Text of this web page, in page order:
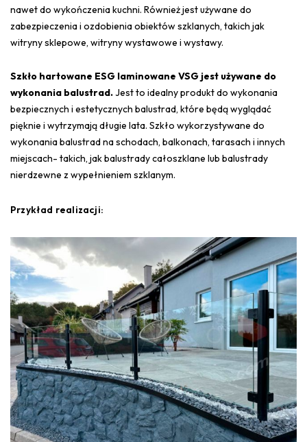
nawet do wykończenia kuchni. Również jest używane do
zabezpieczenia i ozdobienia obiektów szklanych, takich jak
witryny sklepowe, witryny wystawowe i wystawy.
Szkło hartowane ESG laminowane VSG jest używane do
wykonania balustrad.Jest to idealny produkt do wykonania
bezpiecznych i estetycznych balustrad, które będą wyglądać
pięknie i wytrzymają długie lata. Szkło wykorzystywane do
wykonania balustrad na schodach, balkonach, tarasach i innych
miejscach- takich, jak balustrady całoszklane lub balustrady
nierdzewne z wypełnieniem szklanym.
Przykład realizacji: